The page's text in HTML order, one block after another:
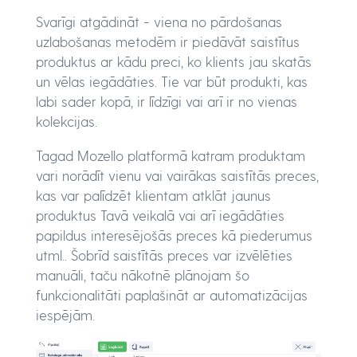
Svarīgi atgādināt - viena no pārdošanas
uzlabošanas metodēm ir piedāvāt saistītus
produktus ar kādu preci, ko klients jau skatās
un vēlas iegādāties. Tie var būt produkti, kas
labi sader kopā, ir līdzīgi vai arī ir no vienas
kolekcijas.
Tagad Mozello platformā katram produktam
vari norādīt vienu vai vairākas saistītās preces,
kas var palīdzēt klientam atklāt jaunus
produktus Tavā veikalā vai arī iegādāties
papildus interesējošās preces kā piederumus
utml.. Šobrīd saistītās preces var izvēlēties
manuāli, taču nākotnē plānojam šo
funkcionalitāti paplašināt ar automatizācijas
iespējām.